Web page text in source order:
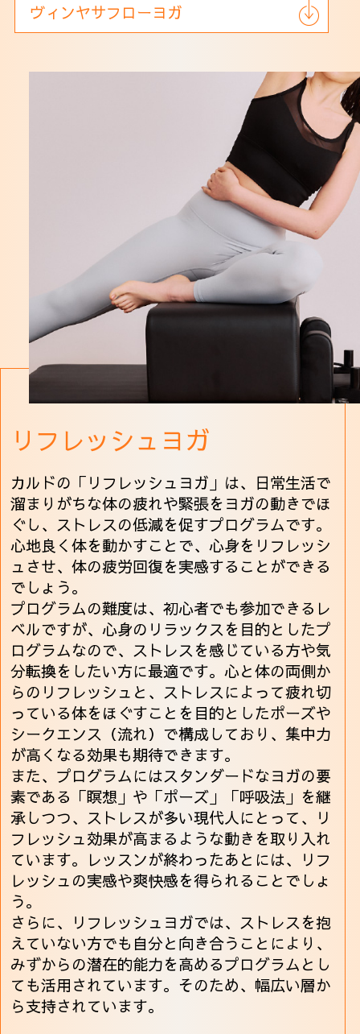
ヴィンヤサフローヨガ
リフレッシュヨガ
カルドの「リフレッシュヨガ」は、日常生活で
溜まりがちな体の疲れや緊張をヨガの動きでほ
ぐし、ストレスの低減を促すプログラムです。
心地良く体を動かすことで、心身をリフレッシ
ュさせ、体の疲労回復を実感することができる
でしょう。
プログラムの難度は、初心者でも参加できるレ
ベルですが、心身のリラックスを目的としたプ
ログラムなので、ストレスを感じている方や気
分転換をしたい方に最適です。心と体の両側か
らのリフレッシュと、ストレスによって疲れ切
っている体をほぐすことを目的としたポーズや
シークエンス（流れ）で構成しており、集中力
が高くなる効果も期待できます。
また、プログラムにはスタンダードなヨガの要
素である「瞑想」や「ポーズ」「呼吸法」を継
承しつつ、ストレスが多い現代人にとって、リ
フレッシュ効果が高まるような動きを取り入れ
ています。レッスンが終わったあとには、リフ
レッシュの実感や爽快感を得られることでしょ
う。
さらに、リフレッシュヨガでは、ストレスを抱
えていない方でも自分と向き合うことにより、
みずからの潜在的能力を高めるプログラムとし
ても活用されています。そのため、幅広い層か
ら支持されています。